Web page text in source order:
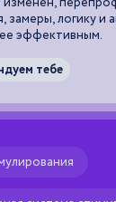
замеры, логику и
эффективным.
тебе